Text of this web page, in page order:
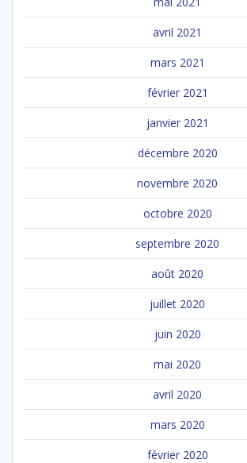
avril 2021
mars 2021
février 2021
janvier 2021
décembre 2020
novembre 2020
octobre 2020
septembre 2020
août 2020
juillet 2020
juin 2020
mai 2020
avril 2020
mars 2020
février 2020